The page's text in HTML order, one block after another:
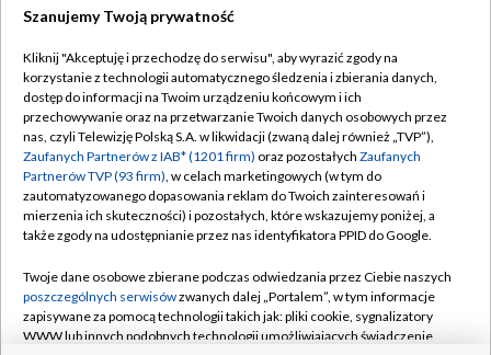
TVP
Abonament TVP
Emisja w TVP
Centrum informacji TVP
Naziemna Telewizja Cyfrowa
Rada Programowa
System NOS
Regulamin TVP
Polityka prywatności
Moje zgody
Pomoc
Kontakt
Szanujemy Twoją prywatność
Kliknij "Akceptuję i przechodzę do serwisu", aby wyrazić zgody na
korzystanie z technologii automatycznego śledzenia i zbierania danych,
dostęp do informacji na Twoim urządzeniu końcowym i ich
przechowywanie oraz na przetwarzanie Twoich danych osobowych przez
nas, czyli Telewizję Polską S.A. w likwidacji (zwaną dalej również „TVP”),
Zaufanych Partnerów z IAB* (1201 firm) oraz pozostałych Zaufanych
Partnerów TVP (93 firm), w celach marketingowych (w tym do
zautomatyzowanego dopasowania reklam do Twoich zainteresowań i
mierzenia ich skuteczności) i pozostałych, które wskazujemy poniżej, a
także zgody na udostępnianie przez nas identyfikatora PPID do Google.
Twoje dane osobowe zbierane podczas odwiedzania przez Ciebie naszych
poszczególnych serwisówzwanych dalej „Portalem”, w tym informacje
zapisywane za pomocą technologii takich jak: pliki cookie, sygnalizatory
WWW lub innych podobnych technologii umożliwiających świadczenie